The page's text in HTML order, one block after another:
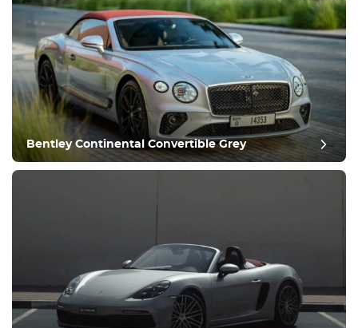
Equipamento
Confortável
Controlo da
climatização
Condução
Estado
Bentley Continental Convertible Grey